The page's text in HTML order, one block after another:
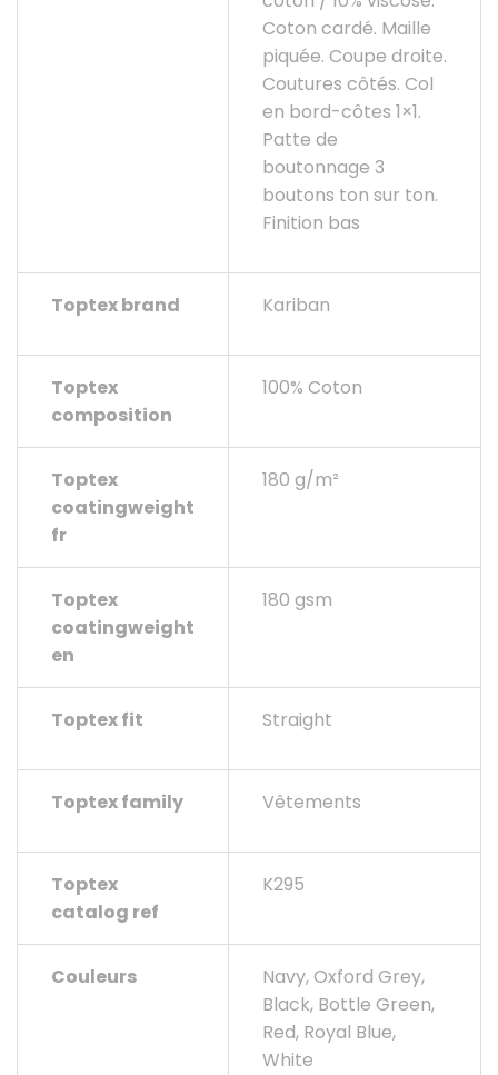
Coton cardé. Maille
piquée. Coupe droite.
Coutures côtés. Col
en bord-côtes 1×1.
Patte de
boutonnage 3
boutons ton sur ton.
Finition bas
Toptex brand Kariban
Toptex
composition
100% Coton
Toptex
coatingweight
fr
180 g/m²
Toptex
coatingweight
en
180 gsm
Toptex fit Straight
Toptex family Vêtements
Toptex
catalog ref
K295
Couleurs
Navy, Oxford Grey,
Black, Bottle Green,
Red, Royal Blue,
White